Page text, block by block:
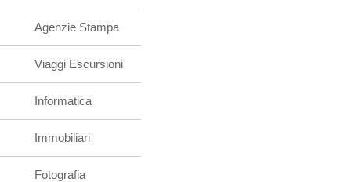
Agenzie Stampa
Viaggi Escursioni
Informatica
Immobiliari
Fotografia